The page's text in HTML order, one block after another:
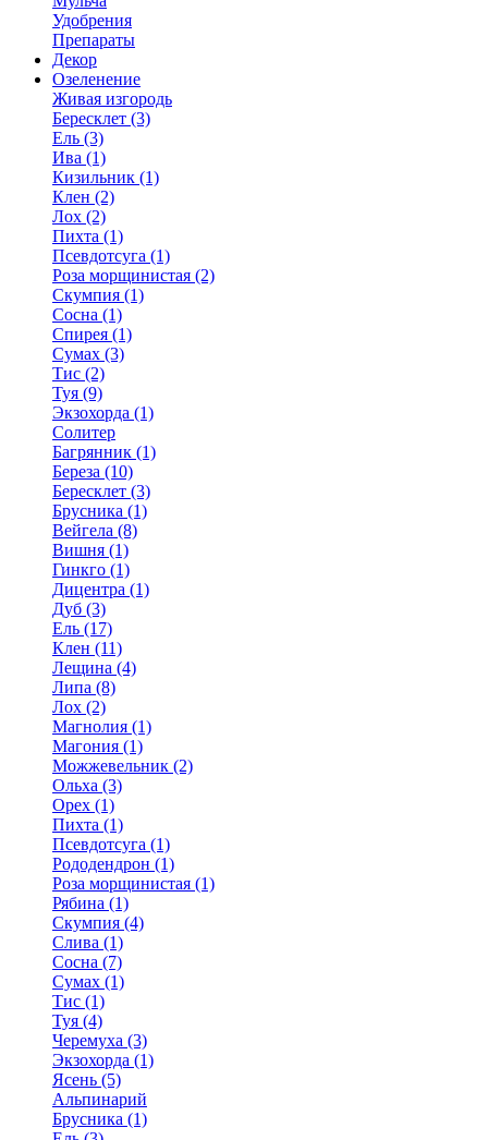
Удобрения
Препараты
Декор
Озеленение
Живая изгородь
Бересклет (3)
Ель (3)
Ива (1)
Кизильник (1)
Клен (2)
Лох (2)
Пихта (1)
Псевдотсуга (1)
Роза морщинистая (2)
Скумпия (1)
Сосна (1)
Спирея (1)
Сумах (3)
Тис (2)
Туя (9)
Экзохорда (1)
Солитер
Багрянник (1)
Береза (10)
Бересклет (3)
Брусника (1)
Вейгела (8)
Вишня (1)
Гинкго (1)
Дицентра (1)
Дуб (3)
Ель (17)
Клен (11)
Лещина (4)
Липа (8)
Лох (2)
Магнолия (1)
Магония (1)
Можжевельник (2)
Ольха (3)
Орех (1)
Пихта (1)
Псевдотсуга (1)
Рододендрон (1)
Роза морщинистая (1)
Рябина (1)
Скумпия (4)
Слива (1)
Сосна (7)
Сумах (1)
Тис (1)
Туя (4)
Черемуха (3)
Экзохорда (1)
Ясень (5)
Альпинарий
Брусника (1)